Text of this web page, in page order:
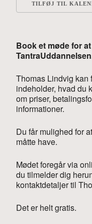
TILFØJ TIL
Book et møde for
Thomas Lindvig
indeholder, hvad du
om priser,
informationer.
Du får mulighed for
måtte have.
Mødet foregår via
du tilmelder dig
kontaktdetaljer til
Det er helt gratis.